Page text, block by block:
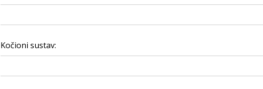
Kočioni sustav: